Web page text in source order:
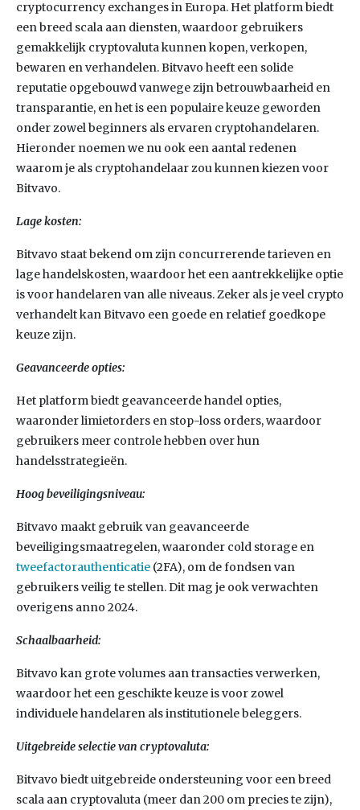
cryptocurrency exchanges in Europa. Het platform biedt
een breed scala aan diensten, waardoor gebruikers
gemakkelijk cryptovaluta kunnen kopen, verkopen,
bewaren en verhandelen. Bitvavo heeft een solide
reputatie opgebouwd vanwege zijn betrouwbaarheid en
transparantie, en het is een populaire keuze geworden
onder zowel beginners als ervaren cryptohandelaren.
Hieronder noemen we nu ook een aantal redenen
waarom je als cryptohandelaar zou kunnen kiezen voor
Bitvavo.
Lage kosten:
Bitvavo staat bekend om zijn concurrerende tarieven en
lage handelskosten, waardoor het een aantrekkelijke optie
is voor handelaren van alle niveaus. Zeker als je veel crypto
verhandelt kan Bitvavo een goede en relatief goedkope
keuze zijn.
Geavanceerde opties:
Het platform biedt geavanceerde handel opties,
waaronder limietorders en stop-loss orders, waardoor
gebruikers meer controle hebben over hun
handelsstrategieën.
Hoog beveiligingsniveau:
Bitvavo maakt gebruik van geavanceerde
beveiligingsmaatregelen, waaronder cold storage en
tweefactorauthenticatie (2FA), om de fondsen van
gebruikers veilig te stellen. Dit mag je ook verwachten
overigens anno 2024.
Schaalbaarheid:
Bitvavo kan grote volumes aan transacties verwerken,
waardoor het een geschikte keuze is voor zowel
individuele handelaren als institutionele beleggers.
Uitgebreide selectie van cryptovaluta:
Bitvavo biedt uitgebreide ondersteuning voor een breed
scala aan cryptovaluta (meer dan 200 om precies te zijn),